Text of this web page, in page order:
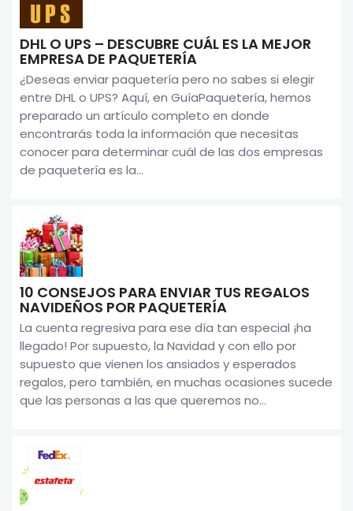
DHL O UPS – DESCUBRE CUÁL ES LA MEJOR
EMPRESA DE PAQUETERÍA
¿Deseas enviar paquetería pero no sabes si elegir
entre DHL o UPS? Aquí, en GuíaPaquetería, hemos
preparado un artículo completo en donde
encontrarás toda la información que necesitas
conocer para determinar cuál de las dos empresas
de paquetería es la...
10 CONSEJOS PARA ENVIAR TUS REGALOS
NAVIDEÑOS POR PAQUETERÍA
La cuenta regresiva para ese día tan especial ¡ha
llegado! Por supuesto, la Navidad y con ello por
supuesto que vienen los ansiados y esperados
regalos, pero también, en muchas ocasiones sucede
que las personas a las que queremos no...